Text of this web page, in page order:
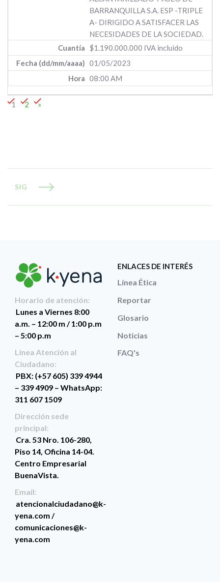
BARRANQUILLA S.A. ESP -TRIPLE
A- DIRIGIDO A SATISFACER LAS
NECESIDADES DE LA SOCIEDAD.
$1.190.000.000 IVA incluido
01/05/2023
08:00 AM
1 2 »
SIG
Horario de atención:
Lunes a Viernes 8:00
a.m. – 12:00 m / 1:00 p.m
– 5:00 p.m
Linea Atención al
Ciudadano:
PBX: (+57 605) 339 4944
– 339 4909 – WhatsApp:
311 607 1509
Dirección sede
principal:
Cra. 53 Nro. 106-280,
Piso 14, Oficina 14-04.
Centro Empresarial
BuenaVista.
Email:
atencionalciudadano@k-
yena.com /
comunicaciones@k-
yena.com
ENLACES DE INTERÉS
Línea Ética
Reportar
Glosario
Noticias
FAQ's